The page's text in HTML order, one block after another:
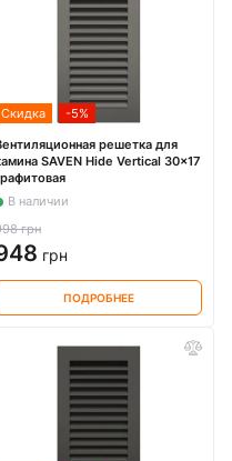
Скидка -5%
решетка для
SAVEN Hide Vertical 30x17
В наличии
грн
грн
ПОДРОБНЕЕ